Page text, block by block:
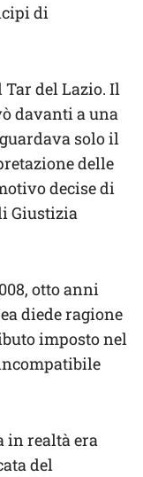
di
del Lazio. Il
davanti a una
solo il
delle
decise di
Giustizia
otto anni
diede ragione
imposto nel
in realtà era
del